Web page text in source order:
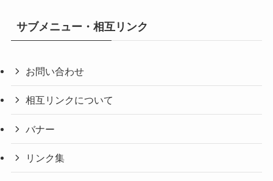
サブメニュー・相互リンク
お問い合わせ
相互リンクについて
バナー
リンク集